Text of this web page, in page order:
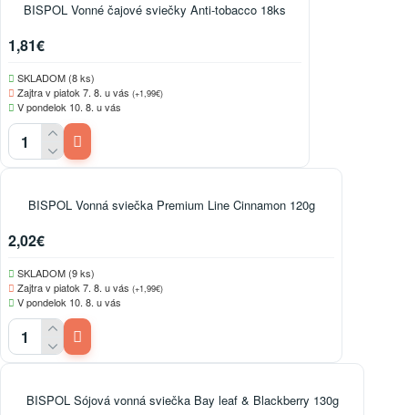
BISPOL Vonné čajové sviečky Anti-tobacco 18ks
1,81€
SKLADOM (8 ks)
Zajtra v piatok 7. 8. u vás (+1,99€)
V pondelok 10. 8. u vás
BISPOL Vonná sviečka Premium Line Cinnamon 120g
2,02€
SKLADOM (9 ks)
Zajtra v piatok 7. 8. u vás (+1,99€)
V pondelok 10. 8. u vás
BISPOL Sójová vonná sviečka Bay leaf & Blackberry 130g